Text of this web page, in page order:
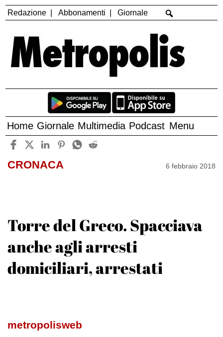
Redazione Abbonamenti Giornale
Home Giornale Multimedia Podcast Menu
CRONACA 6 febbraio 2018
Torre del Greco. Spacciava
anche agli arresti
domiciliari, arrestati
metropolisweb